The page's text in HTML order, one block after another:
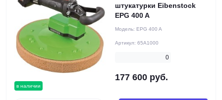
в наличии
штукатурки Eibenstock
EPG 400 A
Модель: EPG 400 A
Артикул: 65A1000
0
177 600 руб.